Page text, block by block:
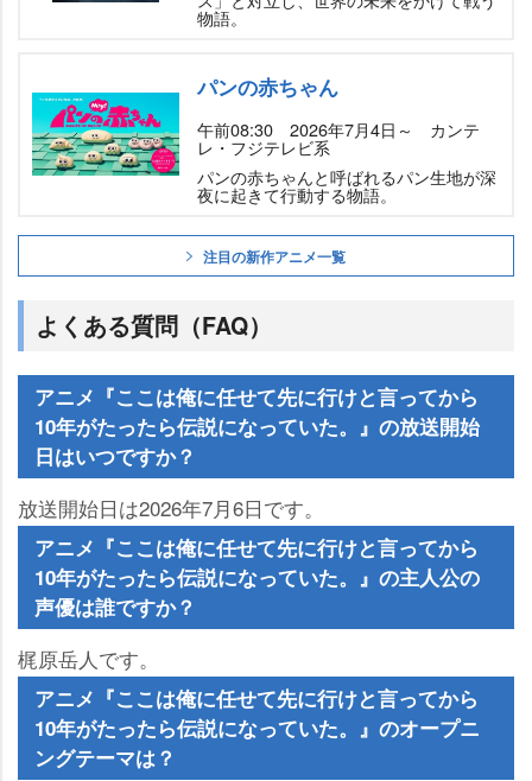
物語。
パンの赤ちゃん
午前08:30 2026年7月4日～ カンテ
レ・フジテレビ系
パンの赤ちゃんと呼ばれるパン生地が深
夜に起きて行動する物語。
注目の新作アニメ一覧
よくある質問（FAQ）
アニメ『ここは俺に任せて先に行けと言ってから
10年がたったら伝説になっていた。』の放送開始
日はいつですか？
放送開始日は2026年7月6日です。
アニメ『ここは俺に任せて先に行けと言ってから
10年がたったら伝説になっていた。』の主人公の
声優は誰ですか？
梶原岳人です。
アニメ『ここは俺に任せて先に行けと言ってから
10年がたったら伝説になっていた。』のオープニ
ングテーマは？